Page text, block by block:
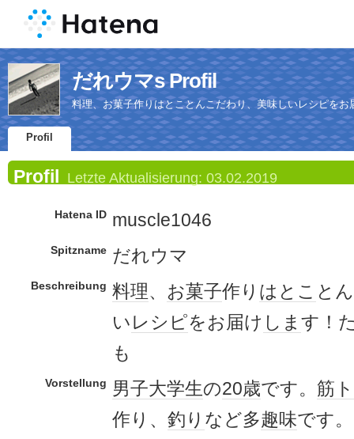
だれウマs Profil
料理、お菓子作りはとことんこだわり、美味しいレシピを
Profil
Profil Letzte Aktualisierung: 03.02.2019
Hatena ID muscle1046
Spitzname だれウマ
Beschreibung 料理、 お菓子作り はとこ と
いレシピをお届け しま す！
も
Vorstellung 男子大学生の20歳です。 筋
作り、 釣り など多趣味です